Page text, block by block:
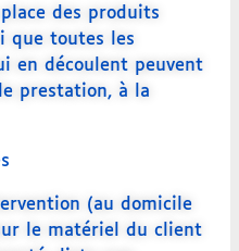
des produits
que toutes les
en découlent peuvent
prestation, à la
(au domicile
le matériel du client